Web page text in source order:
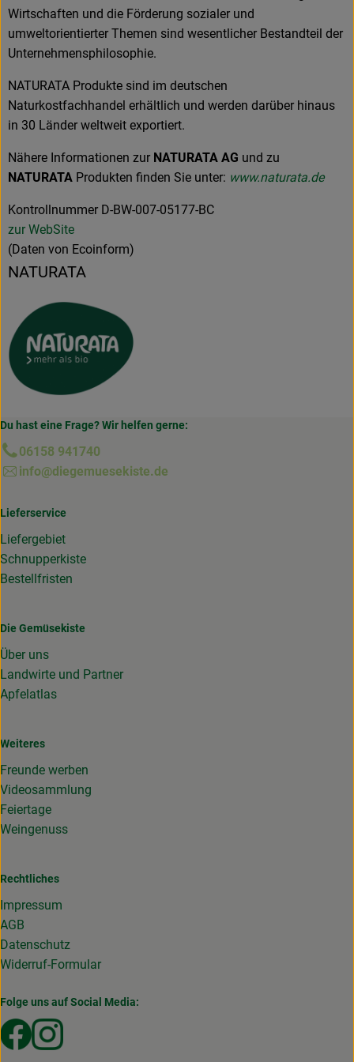
Wirtschaften und die Förderung sozialer und
umweltorientierter Themen sind wesentlicher Bestandteil der
Unternehmensphilosophie.
NATURATA Produkte sind im deutschen
Naturkostfachhandel erhältlich und werden darüber hinaus
in 30 Länder weltweit exportiert.
Nähere Informationen zur NATURATA AG und zu
NATURATA Produkten finden Sie unter: www.naturata.de
Kontrollnummer D-BW-007-05177-BC
zur WebSite
(Daten von Ecoinform)
NATURATA
Du hast eine Frage? Wir helfen gerne:
06158 941740
info@diegemuesekiste.de
Lieferservice
Liefergebiet
Schnupperkiste
Bestellfristen
Die Gemüsekiste
Über uns
Landwirte und Partner
Apfelatlas
Weiteres
Freunde werben
Videosammlung
Feiertage
Weingenuss
Rechtliches
Impressum
AGB
Datenschutz
Widerruf-Formular
Folge uns auf Social Media:
Externer Link zu https://www.facebook.com/
Externer Link zu https://www.instagram.com/